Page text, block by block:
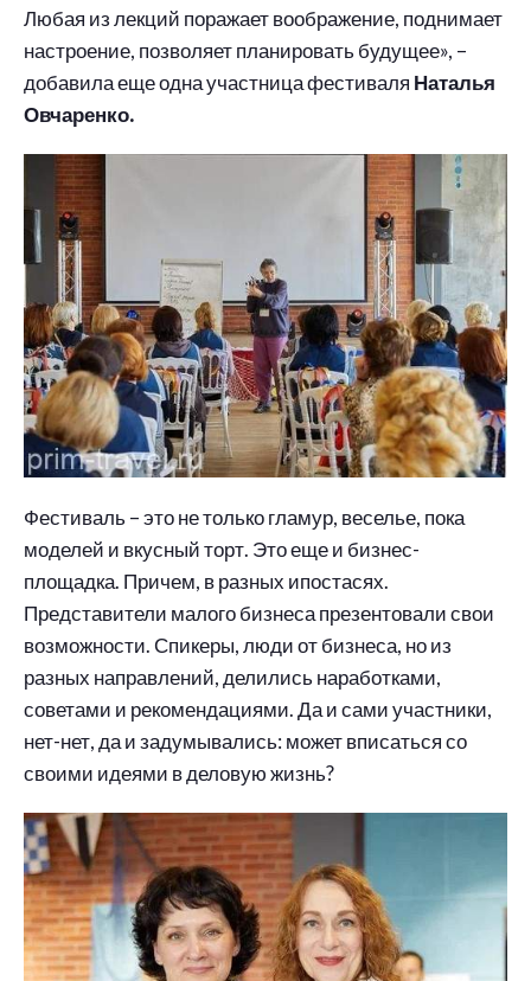
Любая из лекций поражает воображение, поднимает
настроение, позволяет планировать будущее», –
добавила еще одна участница фестиваля Наталья
Овчаренко.
Фестиваль – это не только гламур, веселье, пока
моделей и вкусный торт. Это еще и бизнес-
площадка. Причем, в разных ипостасях.
Представители малого бизнеса презентовали свои
возможности. Спикеры, люди от бизнеса, но из
разных направлений, делились наработками,
советами и рекомендациями. Да и сами участники,
нет-нет, да и задумывались: может вписаться со
своими идеями в деловую жизнь?